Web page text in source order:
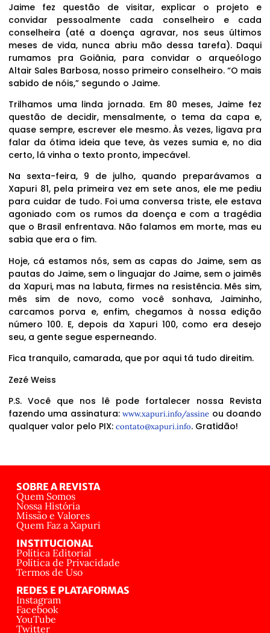
Jaime fez questão de visitar, explicar o projeto e
convidar pessoalmente cada conselheiro e cada
conselheira (até a doença agravar, nos seus últimos
meses de vida, nunca abriu mão dessa tarefa). Daqui
rumamos pra Goiânia, para convidar o arqueólogo
Altair Sales Barbosa, nosso primeiro conselheiro. “O mais
sabido de nóis,” segundo o Jaime.
Trilhamos uma linda jornada. Em 80 meses, Jaime fez
questão de decidir, mensalmente, o tema da capa e,
quase sempre, escrever ele mesmo. Às vezes, ligava pra
falar da ótima ideia que teve, às vezes sumia e, no dia
certo, lá vinha o texto pronto, impecável.
Na sexta-feira, 9 de julho, quando preparávamos a
Xapuri 81, pela primeira vez em sete anos, ele me pediu
para cuidar de tudo. Foi uma conversa triste, ele estava
agoniado com os rumos da doença e com a tragédia
que o Brasil enfrentava. Não falamos em morte, mas eu
sabia que era o fim.
Hoje, cá estamos nós, sem as capas do Jaime, sem as
pautas do Jaime, sem o linguajar do Jaime, sem o jaimês
da Xapuri, mas na labuta, firmes na resistência. Mês sim,
mês sim de novo, como você sonhava, Jaiminho,
carcamos porva e, enfim, chegamos à nossa edição
número 100. E, depois da Xapuri 100, como era desejo
seu, a gente segue esperneando.
Fica tranquilo, camarada, que por aqui tá tudo direitim.
Zezé Weiss
P.S. Você que nos lê pode fortalecer nossa Revista
fazendo uma assinatura:www.xapuri.info/assine ou doando
qualquer valor pelo PIX: contato@xapuri.info. Gratidão!
SOBRE A REVISTA
Quem Somos
Nossa História
Missão e Valores
Quem Faz a Xapuri
INSTITUCIONAL
Política Editorial
Política de Privacidade
Termos de Uso
REDES E PLATAFORMAS
Instagram
Facebook
YouTube
Twitter